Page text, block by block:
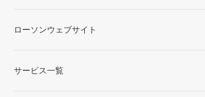
ローソンウェブサイト
サービス一覧